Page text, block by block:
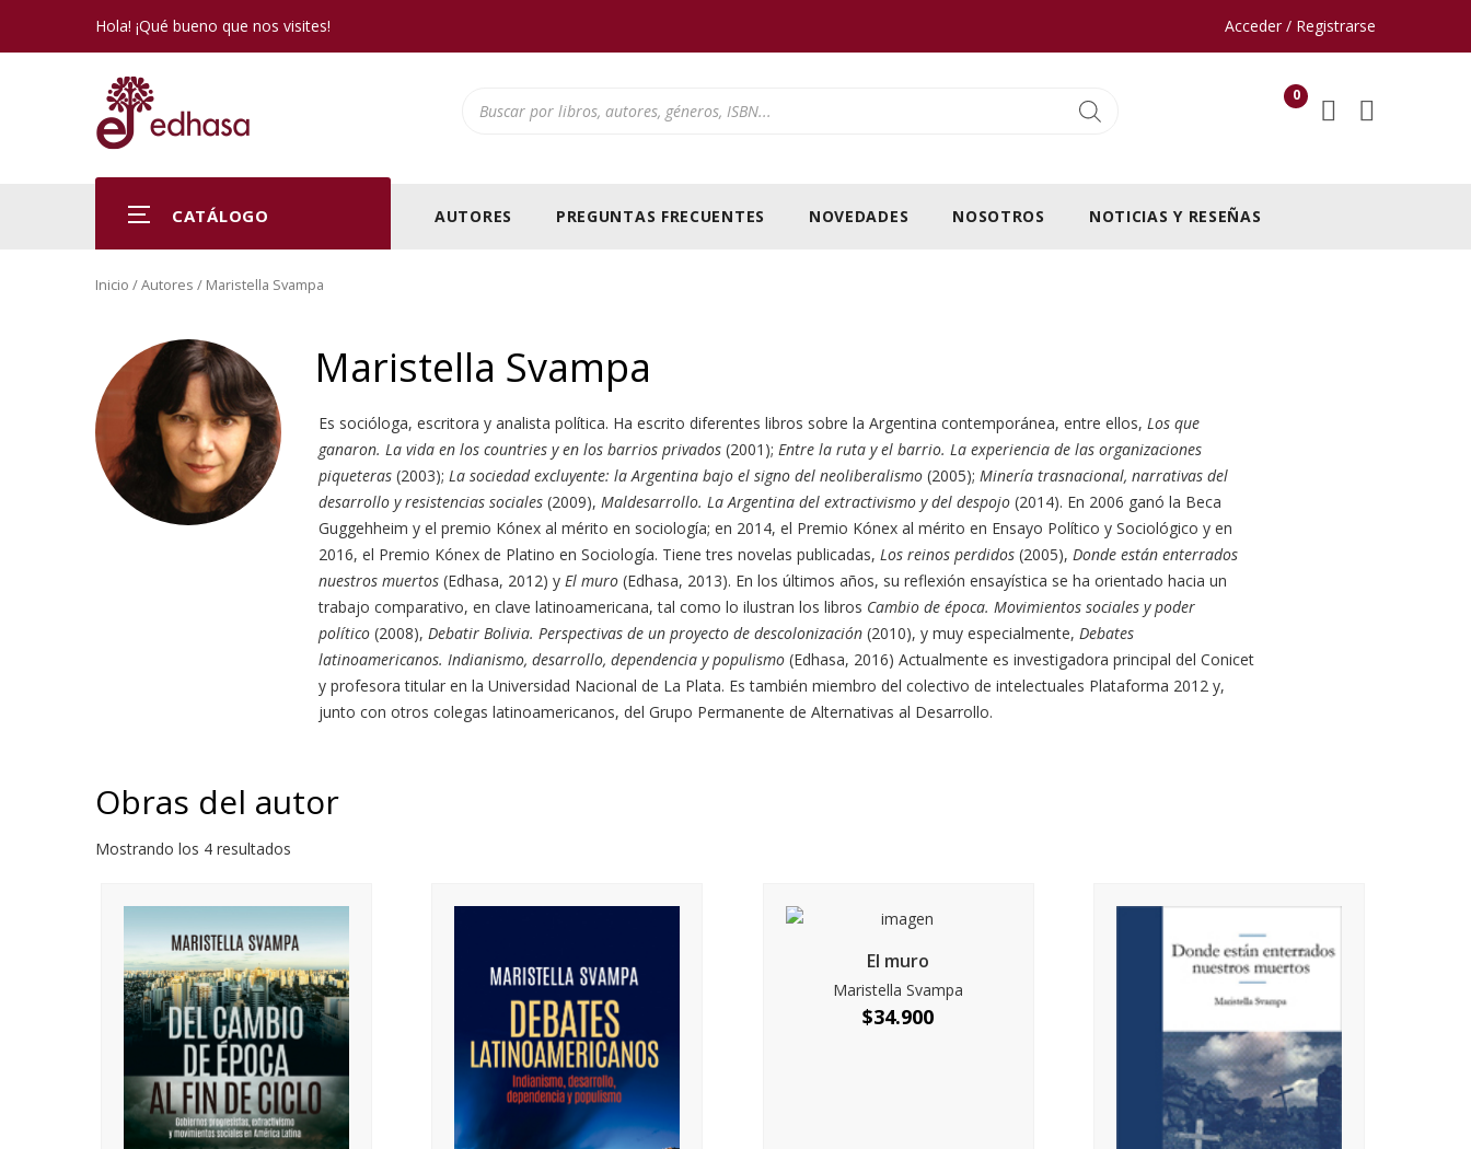
Hola! ¡Qué bueno que nos visites! Acceder / Registrarse
0
CATÁLOGO AUTORES PREGUNTAS FRECUENTES NOVEDADES NOSOTROS NOTICIAS Y RESEÑAS
Inicio / Autores / Maristella Svampa
Maristella Svampa
Es socióloga, escritora y analista política. Ha escrito diferentes libros sobre la Argentina contemporánea, entre ellos, Los que
ganaron. La vida en los countries y en los barrios privados (2001); Entre la ruta y el barrio. La experiencia de las organizaciones
piqueteras (2003); La sociedad excluyente: la Argentina bajo el signo del neoliberalismo (2005); Minería trasnacional, narrativas del
desarrollo y resistencias sociales (2009), Maldesarrollo. La Argentina del extractivismo y del despojo (2014). En 2006 ganó la Beca
Guggehheim y el premio Kónex al mérito en sociología; en 2014, el Premio Kónex al mérito en Ensayo Político y Sociológico y en
2016, el Premio Kónex de Platino en Sociología. Tiene tres novelas publicadas, Los reinos perdidos (2005), Donde están enterrados
nuestros muertos (Edhasa, 2012) y El muro (Edhasa, 2013). En los últimos años, su reflexión ensayística se ha orientado hacia un
trabajo comparativo, en clave latinoamericana, tal como lo ilustran los libros Cambio de época. Movimientos sociales y poder
político (2008), Debatir Bolivia. Perspectivas de un proyecto de descolonización (2010), y muy especialmente, Debates
latinoamericanos. Indianismo, desarrollo, dependencia y populismo (Edhasa, 2016) Actualmente es investigadora principal del Conicet
y profesora titular en la Universidad Nacional de La Plata. Es también miembro del colectivo de intelectuales Plataforma 2012 y,
junto con otros colegas latinoamericanos, del Grupo Permanente de Alternativas al Desarrollo.
Obras del autor
Mostrando los 4 resultados
El muro
Maristella Svampa
$34.900